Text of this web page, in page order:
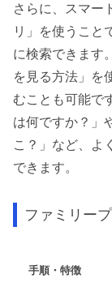
さらに、スマー
リ」を使うこと
に検索できます
を見る方法」を
むことも可能で
は何ですか？」
こ？」など、よ
できます。
ファミリー
手順・特徴